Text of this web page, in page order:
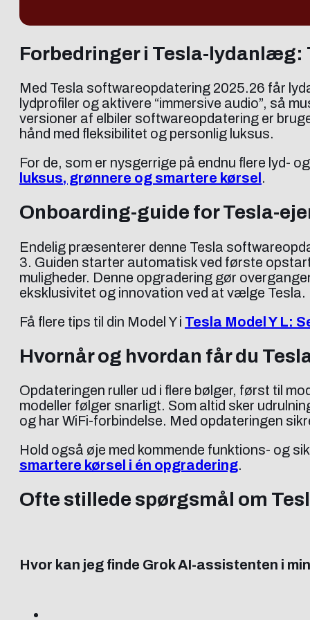
Forbedringer i Tesla-lydanlæg:
Med Tesla softwareopdatering 2025.26 får
lydprofiler og aktivere “immersive audio”, så
versioner af elbiler softwareopdatering er
hånd med fleksibilitet og personlig luksus.
For de, som er nysgerrige på endnu flere lyd-
luksus, grønnere og smartere kørsel .
Onboarding-guide for Tesla-
Endelig præsenterer denne Tesla
3. Guiden starter automatisk ved første
muligheder. Denne opgradering gør
eksklusivitet og innovation ved at vælge Tesla.
Få flere tips til din Model Y i Tesla Model Y L:
Hvornår og hvordan får du
Opdateringen ruller ud i flere bølger, først til
modeller følger snarligt. Som altid sker
og har WiFi-forbindelse. Med opdateringen
Hold også øje med kommende funktions- og
smartere kørsel i én opgradering.
Ofte stillede spørgsmål om
Hvor kan jeg finde Grok AI-assistenten i